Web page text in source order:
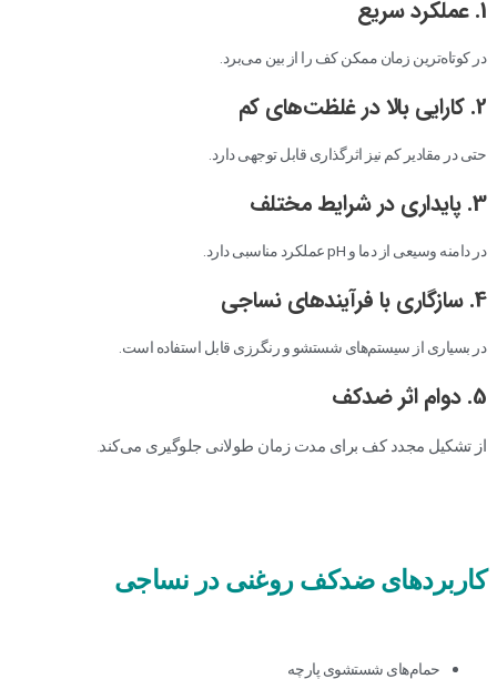
1. عملکرد سریع
در کوتاه‌ترین زمان ممکن کف را از بین می‌برد.
2. کارایی بالا در غلظت‌های کم
حتی در مقادیر کم نیز اثرگذاری قابل توجهی دارد.
3. پایداری در شرایط مختلف
در دامنه وسیعی از دما و pH عملکرد مناسبی دارد.
4. سازگاری با فرآیندهای نساجی
در بسیاری از سیستم‌های شستشو و رنگرزی قابل استفاده است.
5. دوام اثر ضدکف
از تشکیل مجدد کف برای مدت زمان طولانی جلوگیری می‌کند.
کاربردهای ضدکف روغنی در نساجی
حمام‌های شستشوی پارچه